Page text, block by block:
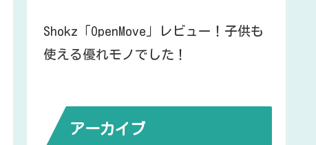
Shokz「OpenMove」レビュー！子供も
使える優れモノでした！
アーカイブ